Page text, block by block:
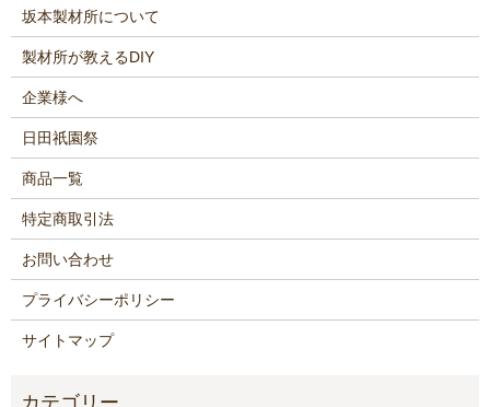
坂本製材所について
製材所が教えるDIY
企業様へ
日田祇園祭
商品一覧
特定商取引法
お問い合わせ
プライバシーポリシー
サイトマップ